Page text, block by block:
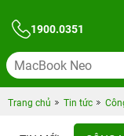
1900.0351
Trang chủ Tin tức